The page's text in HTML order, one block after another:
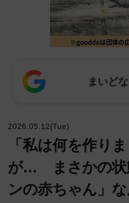
まいど
2026.05.12(Tue)
「私は何を作り
が… まさかの状
ンの赤ちゃん」